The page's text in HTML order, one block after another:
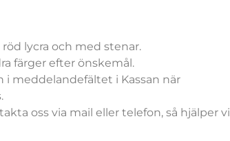
lycra och med stenar.
färger efter önskemål.
i meddelandefältet i Kassan när
oss via mail eller telefon, så hjälper vi